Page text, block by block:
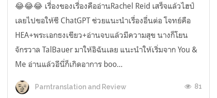
😂😂😂 เรื่องของเรื่องคืออ่านRachel Reid เสร็จแล้วไฮป์
เลยไปขอให้ชี ChatGPT ช่วยแนะนำเรื่องอื่นต่อ โจทย์คือ
HEA+พระเอกธงเขียว+อ่านจบแล้วมีความสุข นางก็โยน
จักรวาล TalBauer มาให้อิฉันเลย แนะนำให้เริ่มจาก You &
Me อ่านแล้วอีนี่ก็เกิดอาการ boo...
Parntranslation and Review 81